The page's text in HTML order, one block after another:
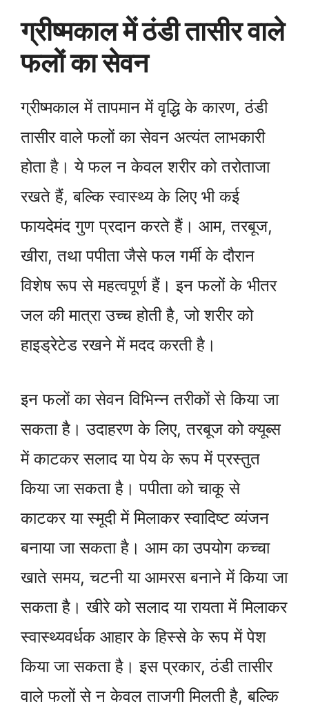
ग्रीष्मकाल में ठंडी तासीर वाले
फलों का सेवन
ग्रीष्मकाल में तापमान में वृद्धि के कारण, ठंडी
तासीर वाले फलों का सेवन अत्यंत लाभकारी
होता है। ये फल न केवल शरीर को तरोताजा
रखते हैं, बल्कि स्वास्थ्य के लिए भी कई
फायदेमंद गुण प्रदान करते हैं। आम, तरबूज,
खीरा, तथा पपीता जैसे फल गर्मी के दौरान
विशेष रूप से महत्वपूर्ण हैं। इन फलों के भीतर
जल की मात्रा उच्च होती है, जो शरीर को
हाइड्रेटेड रखने में मदद करती है।
इन फलों का सेवन विभिन्न तरीकों से किया जा
सकता है। उदाहरण के लिए, तरबूज को क्यूब्स
में काटकर सलाद या पेय के रूप में प्रस्तुत
किया जा सकता है। पपीता को चाकू से
काटकर या स्मूदी में मिलाकर स्वादिष्ट व्यंजन
बनाया जा सकता है। आम का उपयोग कच्चा
खाते समय, चटनी या आमरस बनाने में किया जा
सकता है। खीरे को सलाद या रायता में मिलाकर
स्वास्थ्यवर्धक आहार के हिस्से के रूप में पेश
किया जा सकता है। इस प्रकार, ठंडी तासीर
वाले फलों से न केवल ताजगी मिलती है, बल्कि